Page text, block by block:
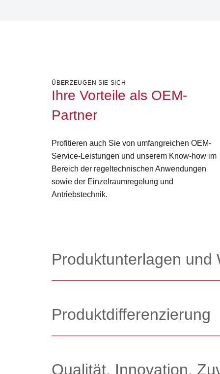
ÜBERZEUGEN SIE SICH
Ihre Vorteile als OEM-
Partner
Profitieren auch Sie von umfangreichen OEM-
Service-Leistungen und unserem Know-how im
Bereich der regeltechnischen Anwendungen
sowie der Einzelraumregelung und
Antriebstechnik.
Produktunterlagen und
Produktdifferenzierung
Qualität, Innovation,